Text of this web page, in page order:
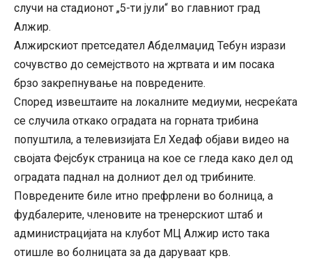
случи на стадионот „5-ти јули“ во главниот град
Алжир.
Алжирскиот претседател Абделмаџид Тебун изрази
сочувство до семејството на жртвата и им посака
брзо закрепнување на повредените.
Според извештаите на локалните медиуми, несреќата
се случила откако оградата на горната трибина
попуштила, а телевизијата Ел Хедаф објави видео на
својата Фејсбук страница на кое се гледа како дел од
оградата паднал на долниот дел од трибините.
Повредените биле итно префрлени во болница, а
фудбалерите, членовите на тренерскиот штаб и
администрацијата на клубот МЦ Алжир исто така
отишле во болницата за да даруваат крв.